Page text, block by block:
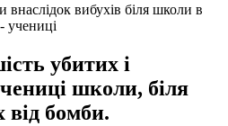
вибухів біля школи в
учениці
убитих і
школи, біля
від бомби.